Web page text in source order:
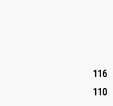
116
110